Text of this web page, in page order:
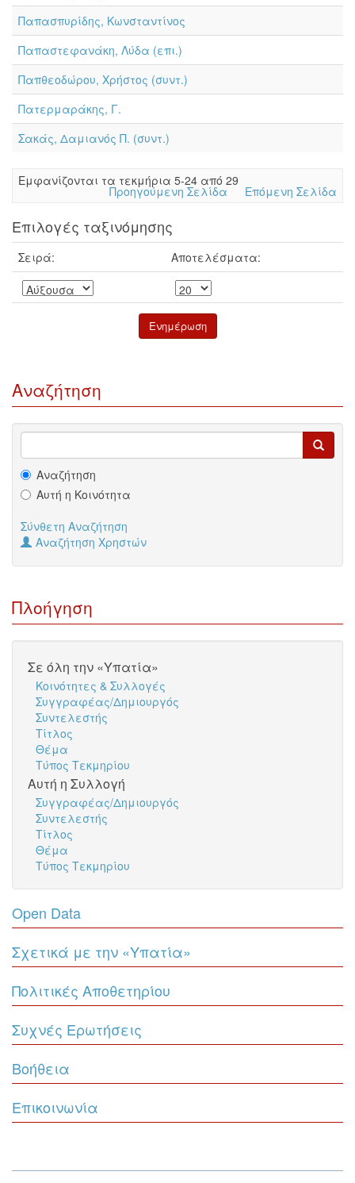
Παπασπυρίδης, Κωνσταντίνος
Παπαστεφανάκη, Λύδα (επι.)
Παπθεοδώρου, Χρήστος (συντ.)
Πατερμαράκης, Γ.
Σακάς, Δαμιανός Π. (συντ.)
Eμφανίζονται τα τεκμήρια 5-24 από 29
Προηγούμενη Σελίδα Επόμενη Σελίδα
Επιλογές ταξινόμησης
Σειρά: Αποτελέσματα:
Αναζήτηση
Αναζήτηση
Αυτή η Κοινότητα
Σύνθετη Αναζήτηση
Αναζήτηση Χρηστών
Πλοήγηση
Σε όλη την «Υπατία»
Κοινότητες & Συλλογές
Συγγραφέας/Δημιουργός
Συντελεστής
Τίτλος
Θέμα
Τύπος Τεκμηρίου
Αυτή η Συλλογή
Συγγραφέας/Δημιουργός
Συντελεστής
Τίτλος
Θέμα
Τύπος Τεκμηρίου
Open Data
Σχετικά με την «Υπατία»
Πολιτικές Αποθετηρίου
Συχνές Ερωτήσεις
Βοήθεια
Επικοινωνία